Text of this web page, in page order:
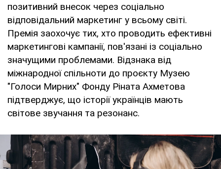
позитивний внесок через соціально
відповідальний маркетинг у всьому світі.
Премія заохочує тих, хто проводить ефективні
маркетингові кампанії, пов'язані із соціально
значущими проблемами. Відзнака від
міжнародної спільноти до проєкту Музею
"Голоси Мирних" Фонду Ріната Ахметова
підтверджує, що історії українців мають
світове звучання та резонанс.